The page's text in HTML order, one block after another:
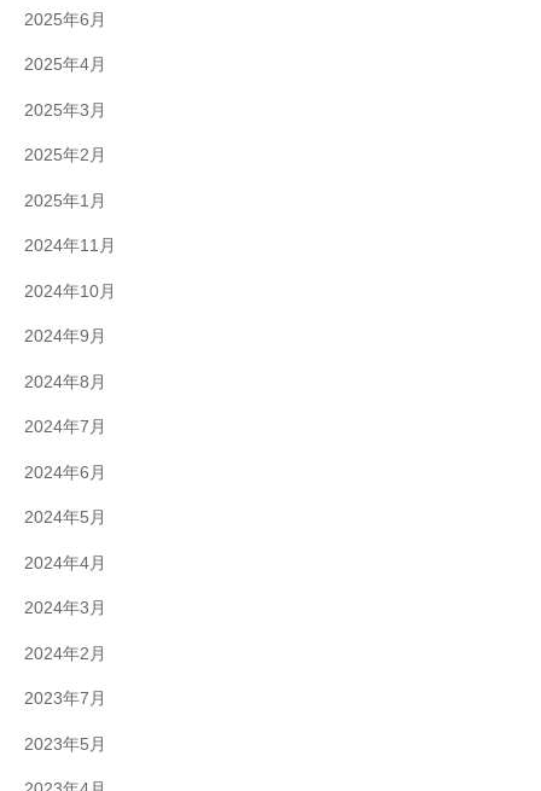
2025年6月
2025年4月
2025年3月
2025年2月
2025年1月
2024年11月
2024年10月
2024年9月
2024年8月
2024年7月
2024年6月
2024年5月
2024年4月
2024年3月
2024年2月
2023年7月
2023年5月